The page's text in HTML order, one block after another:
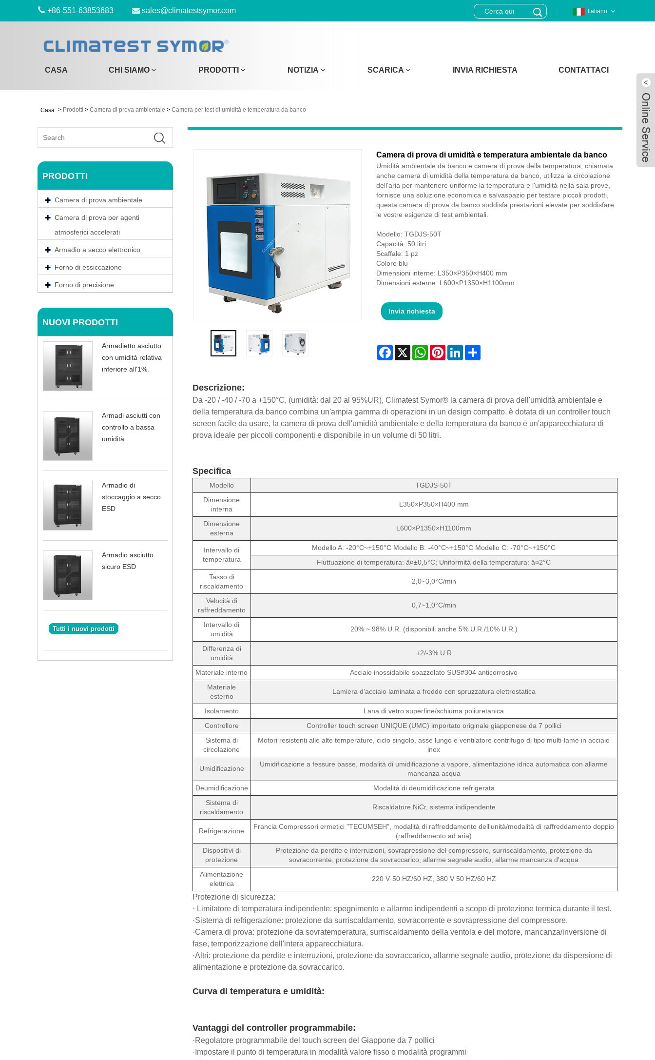
+86-551-63853683 sales@climatestsymor.com Italiano
CASA CHI SIAMO PRODOTTI NOTIZIA SCARICA INVIA RICHIESTA CONTATTACI
Casa > Prodotti > Camera di prova ambientale > Camera per test di umidità e temperatura da banco
PRODOTTI
Camera di prova ambientale
Camera di prova per agenti
atmosferici accelerati
Armadio a secco elettronico
Forno di essiccazione
Forno di precisione
NUOVI PRODOTTI
Armadietto asciutto
con umidità relativa
inferiore all'1%.
Armadi asciutti con
controllo a bassa
umidità
Armadio di
stoccaggio a secco
ESD
Armadio asciutto
sicuro ESD
Tutti i nuovi prodotti
Camera di prova di umidità e temperatura ambientale da banco
Umidità ambientale da banco e camera di prova della temperatura, chiamata
anche camera di umidità della temperatura da banco, utilizza la circolazione
dell'aria per mantenere uniforme la temperatura e l'umidità nella sala prove,
fornisce una soluzione economica e salvaspazio per testare piccoli prodotti,
questa camera di prova da banco soddisfa prestazioni elevate per soddisfare
le vostre esigenze di test ambientali.
Modello: TGDJS-50T
Capacità: 50 litri
Scaffale: 1 pz
Colore blu
Dimensioni interne: L350×P350×H400 mm
Dimensioni esterne: L600×P1350×H1100mm
Invia richiesta
Facebook
X WhatsAppPinterestLinkedInShare
Descrizione:
Da -20 / -40 / -70 a +150°C, (umidità: dal 20 al 95%UR), Climatest Symor® la camera di prova dell'umidità ambientale e
della temperatura da banco combina un'ampia gamma di operazioni in un design compatto, è dotata di un controller touch
screen facile da usare, la camera di prova dell'umidità ambientale e della temperatura da banco è un'apparecchiatura di
prova ideale per piccoli componenti e disponibile in un volume di 50 litri.
Specifica
Modello
TGDJS-50T
Dimensione
interna
L350×P350×H400 mm
Dimensione
esterna
L600×P1350×H1100mm
Intervallo di
temperatura
Modello A: -20°C~+150°C Modello B: -40°C~+150°C Modello C: -70°C~+150°C
Fluttuazione di temperatura: â¤±0,5°C; Uniformità della temperatura: â¤2°C
Tasso di
riscaldamento
2,0~3,0°C/min
Velocità di
raffreddamento
0,7~1,0°C/min
Intervallo di
umidità
20% ~ 98% U.R. (disponibili anche 5% U.R./10% U.R.)
Differenza di
umidità
+2/-3% U.R
Materiale interno
Acciaio inossidabile spazzolato SUS#304 anticorrosivo
Materiale
esterno
Lamiera d'acciaio laminata a freddo con spruzzatura elettrostatica
Isolamento
Lana di vetro superfine/schiuma poliuretanica
Controllore
Controller touch screen UNIQUE (UMC) importato originale giapponese da 7 pollici
Sistema di
circolazione
Motori resistenti alle alte temperature, ciclo singolo, asse lungo e ventilatore centrifugo di tipo multi-lame in acciaio
inox
Umidificazione
Umidificazione a fessure basse, modalità di umidificazione a vapore, alimentazione idrica automatica con allarme
mancanza acqua
Deumidificazione
Modalità di deumidificazione refrigerata
Sistema di
riscaldamento
Riscaldatore NiCr, sistema indipendente
Refrigerazione
Francia Compressori ermetici "TECUMSEH", modalità di raffreddamento dell'unità/modalità di raffreddamento doppio
(raffreddamento ad aria)
Dispositivi di
protezione
Protezione da perdite e interruzioni, sovrapressione del compressore, surriscaldamento, protezione da
sovracorrente, protezione da sovraccarico, allarme segnale audio, allarme mancanza d'acqua
Alimentazione
elettrica
220 V·50 HZ/60 HZ, 380 V 50 HZ/60 HZ
Protezione di sicurezza:
· Limitatore di temperatura indipendente: spegnimento e allarme indipendenti a scopo di protezione termica durante il test.
·Sistema di refrigerazione: protezione da surriscaldamento, sovracorrente e sovrapressione del compressore.
·Camera di prova: protezione da sovratemperatura, surriscaldamento della ventola e del motore, mancanza/inversione di
fase, temporizzazione dell'intera apparecchiatura.
·Altri: protezione da perdite e interruzioni, protezione da sovraccarico, allarme segnale audio, protezione da dispersione di
alimentazione e protezione da sovraccarico.
Curva di temperatura e umidità:
Vantaggi del controller programmabile:
·Regolatore programmabile del touch screen del Giappone da 7 pollici
·Impostare il punto di temperatura in modalità valore fisso o modalità programmi